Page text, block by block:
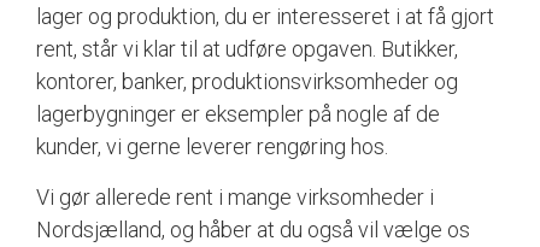
lager og produktion, du er interesseret i at få gjort
rent, står vi klar til at udføre opgaven. Butikker,
kontorer, banker, produktionsvirksomheder og
lagerbygninger er eksempler på nogle af de
kunder, vi gerne leverer rengøring hos.
Vi gør allerede rent i mange virksomheder i
Nordsjælland, og håber at du også vil vælge os